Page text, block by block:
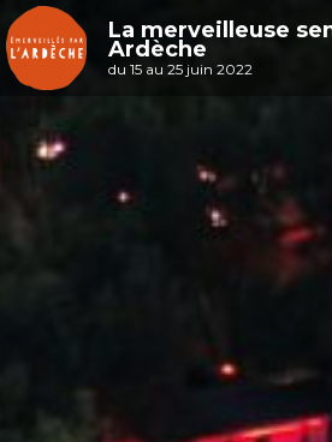
La merveilleuse
Ardèche
du 15 au 25 juin 2022